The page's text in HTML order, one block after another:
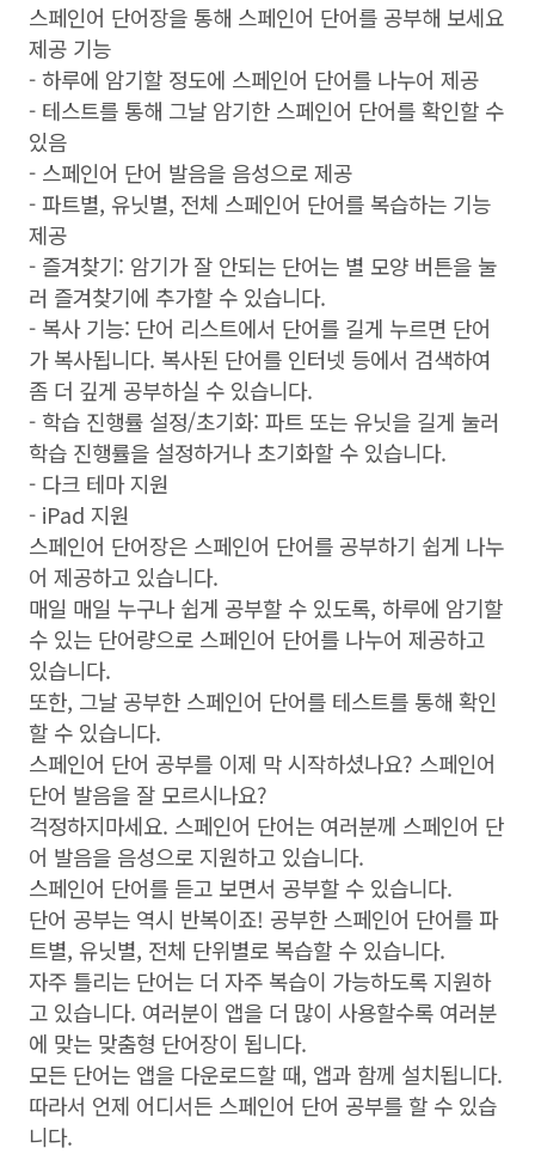
스페인어 단어장을 통해 스페인어 단어를 공부해 보세요
제공 기능
- 하루에 암기할 정도에 스페인어 단어를 나누어 제공
- 테스트를 통해 그날 암기한 스페인어 단어를 확인할 수
있음
- 스페인어 단어 발음을 음성으로 제공
- 파트별, 유닛별, 전체 스페인어 단어를 복습하는 기능
제공
- 즐겨찾기: 암기가 잘 안되는 단어는 별 모양 버튼을 눌
러 즐겨찾기에 추가할 수 있습니다.
- 복사 기능: 단어 리스트에서 단어를 길게 누르면 단어
가 복사됩니다. 복사된 단어를 인터넷 등에서 검색하여
좀 더 깊게 공부하실 수 있습니다.
- 학습 진행률 설정/초기화: 파트 또는 유닛을 길게 눌러
학습 진행률을 설정하거나 초기화할 수 있습니다.
- 다크 테마 지원
- iPad 지원
스페인어 단어장은 스페인어 단어를 공부하기 쉽게 나누
어 제공하고 있습니다.
매일 매일 누구나 쉽게 공부할 수 있도록, 하루에 암기할
수 있는 단어량으로 스페인어 단어를 나누어 제공하고
있습니다.
또한, 그날 공부한 스페인어 단어를 테스트를 통해 확인
할 수 있습니다.
스페인어 단어 공부를 이제 막 시작하셨나요? 스페인어
단어 발음을 잘 모르시나요?
걱정하지마세요. 스페인어 단어는 여러분께 스페인어 단
어 발음을 음성으로 지원하고 있습니다.
스페인어 단어를 듣고 보면서 공부할 수 있습니다.
단어 공부는 역시 반복이죠! 공부한 스페인어 단어를 파
트별, 유닛별, 전체 단위별로 복습할 수 있습니다.
자주 틀리는 단어는 더 자주 복습이 가능하도록 지원하
고 있습니다. 여러분이 앱을 더 많이 사용할수록 여러분
에 맞는 맞춤형 단어장이 됩니다.
모든 단어는 앱을 다운로드할 때, 앱과 함께 설치됩니다.
따라서 언제 어디서든 스페인어 단어 공부를 할 수 있습
니다.